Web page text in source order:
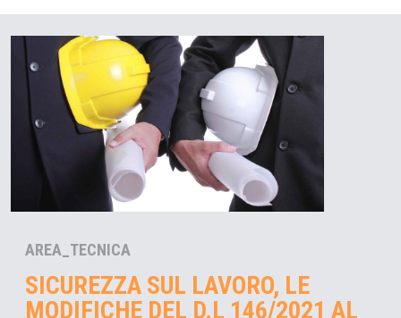
AREA_TECNICA
SICUREZZA SUL LAVORO, LE
MODIFICHE DEL D.L 146/2021 AL